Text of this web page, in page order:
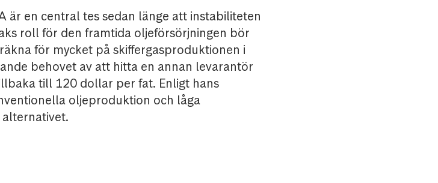
är en central tes sedan länge att instabiliteten
roll för den framtida oljeförsörjningen bör
för mycket på skiffergasproduktionen i
behovet av att hitta en annan levarantör
till 120 dollar per fat. Enligt hans
oljeproduktion och låga